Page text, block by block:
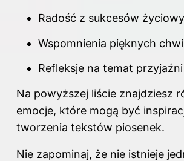
Radość z sukcesów
Wspomnienia pięknych
Refleksje na temat przyjaźni
Na powyższej liście znajdziesz
emocje, które mogą być
tworzenia tekstów piosenek.
Nie zapominaj, że nie istnieje